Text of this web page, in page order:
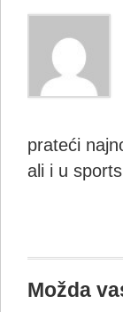
prateći
ali i u
Možda